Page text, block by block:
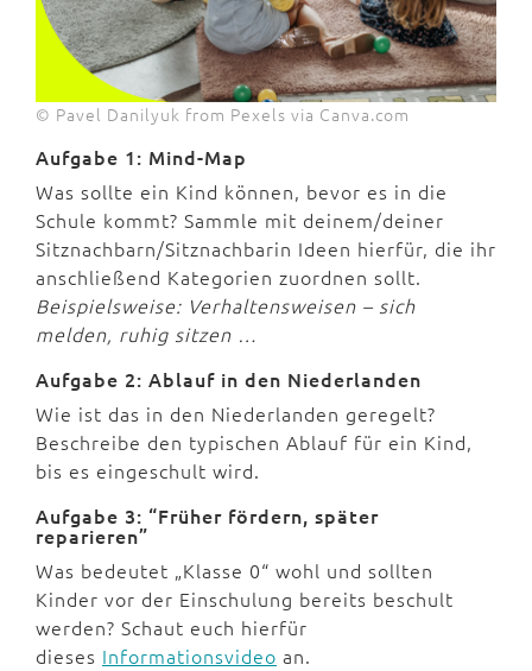
© Pavel Danilyuk from Pexels via Canva.com
Aufgabe 1: Mind-Map
Was sollte ein Kind können, bevor es in die
Schule kommt? Sammle mit deinem/deiner
Sitznachbarn/Sitznachbarin Ideen hierfür, die ihr
anschließend Kategorien zuordnen sollt.
Beispielsweise: Verhaltensweisen – sich
melden, ruhig sitzen …
Aufgabe 2: Ablauf in den Niederlanden
Wie ist das in den Niederlanden geregelt?
Beschreibe den typischen Ablauf für ein Kind,
bis es eingeschult wird.
Aufgabe 3: “Früher fördern, später
reparieren”
Was bedeutet „Klasse 0“ wohl und sollten
Kinder vor der Einschulung bereits beschult
werden? Schaut euch hierfür
dieses Informationsvideo an.